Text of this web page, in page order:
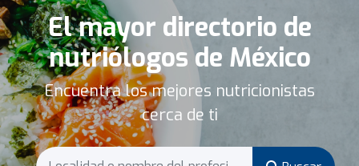
El mayor directorio de
nutriólogos de México
Encuentra los mejores nutricionistas
cerca de ti